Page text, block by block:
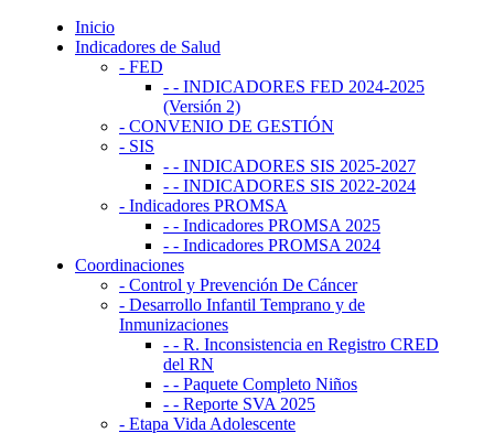
Inicio
Indicadores de Salud
- FED
- - INDICADORES FED 2024-2025
(Versión 2)
- CONVENIO DE GESTIÓN
- SIS
- - INDICADORES SIS 2025-2027
- - INDICADORES SIS 2022-2024
- Indicadores PROMSA
- - Indicadores PROMSA 2025
- - Indicadores PROMSA 2024
Coordinaciones
- Control y Prevención De Cáncer
- Desarrollo Infantil Temprano y de
Inmunizaciones
- - R. Inconsistencia en Registro CRED
del RN
- - Paquete Completo Niños
- - Reporte SVA 2025
- Etapa Vida Adolescente